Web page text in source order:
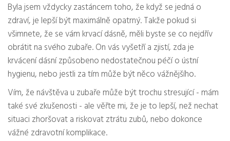
Byla jsem vždycky zastáncem toho, že když se jedná o
zdraví, je lepší být maximálně opatrný. Takže pokud si
všimnete, že se vám krvací dásně, měli byste se co nejdřív
obrátit na svého zubaře. On vás vyšetří a zjistí, zda je
krvácení dásní způsobeno nedostatečnou péčí o ústní
hygienu, nebo jestli za tím může být něco vážnějšího.
Vím, že návštěva u zubaře může být trochu stresující - mám
také své zkušenosti - ale věřte mi, že je to lepší, než nechat
situaci zhoršovat a riskovat ztrátu zubů, nebo dokonce
vážné zdravotní komplikace.